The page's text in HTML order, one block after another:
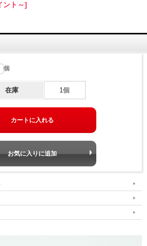
ト～]
個
在庫 1個